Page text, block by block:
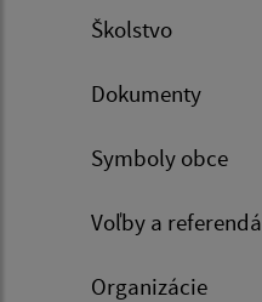
Školstvo
Dokumenty
Symboly obce
Voľby a referendá
Organizácie